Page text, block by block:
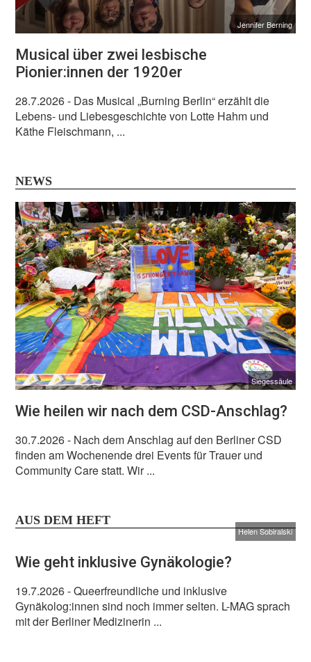
Jennifer Berning
Musical über zwei lesbische
Pionier:innen der 1920er
28.7.2026- Das Musical „Burning Berlin“ erzählt die
Lebens- und Liebesgeschichte von Lotte Hahm und
Käthe Fleischmann, ...
NEWS
Siegessäule
Wie heilen wir nach dem CSD-Anschlag?
30.7.2026- Nach dem Anschlag auf den Berliner CSD
finden am Wochenende drei Events für Trauer und
Community Care statt. Wir ...
AUS DEM HEFT
Helen Sobiralski
Wie geht inklusive Gynäkologie?
19.7.2026- Queerfreundliche und inklusive
Gynäkolog:innen sind noch immer selten. L-MAG sprach
mit der Berliner Medizinerin ...